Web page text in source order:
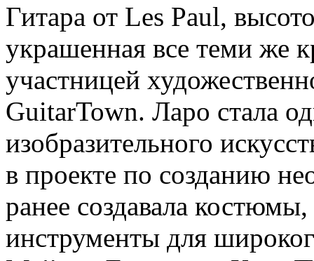
Гитара от Les Paul,
украшенная все теми же
участницей
GuitarTown. Ларо стала
изобразительного
в проекте по созданию
ранее создавала
инструменты для